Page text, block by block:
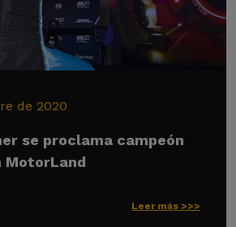
de 2020
se proclama campeón
MotorLand
Leer más >>>